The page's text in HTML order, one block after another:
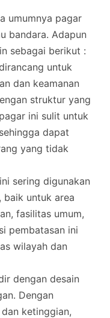
umumnya pagar
bandara. Adapun
sebagai berikut :
untuk
dan keamanan
struktur yang
ini sulit untuk
dapat
yang tidak
sering digunakan
baik untuk area
fasilitas umum,
pembatasan ini
wilayah dan
dengan desain
Dengan
ketinggian,